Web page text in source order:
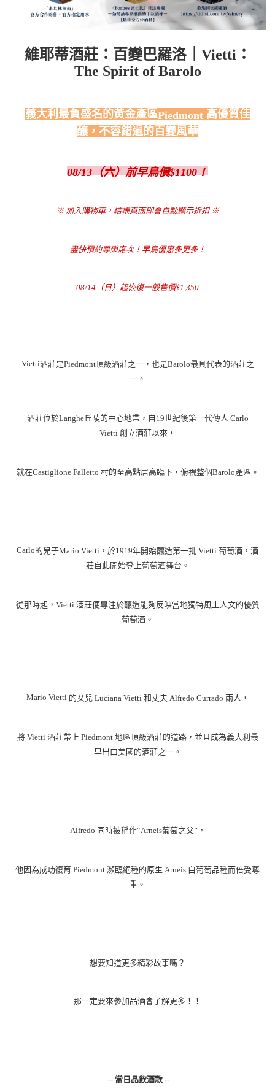
維耶蒂酒莊：百變巴羅洛｜Vietti：
The Spirit of Barolo
義大利最負盛名的黃金產區Piedmont 高優質佳
釀，不容錯過的百變風華
08/13（六）前早鳥價$1100！
※ 加入購物車，結帳頁面即會自動顯示折扣 ※
盡快預約尊榮席次！早鳥優惠多更多！
08/14（日）起恢復一般售價$1,350
Vietti酒莊是Piedmont頂級酒莊之一，也是Barolo最具代表的酒莊之
一。
酒莊位於Langhe丘陵的中心地帶，自 19世紀後第一代傳人 Carlo
Vietti 創立酒莊以來，
就在Castiglione Falletto 村的至高點居高臨下，俯視整個Barolo產區。
Carlo的兒子Mario Vietti ，於1919年開始釀造第一批 Vietti 葡萄酒，酒
莊自此開始登上葡萄酒舞台。
從那時起， Vietti 酒莊便專注於釀造能夠反映當地獨特風土人文的優質
葡萄酒。
Mario Vietti 的女兒 Luciana Vietti 和丈夫 Alfredo Currado 兩人，
將 Vietti 酒莊帶上 Piedmont 地區頂級酒莊的道路，並且成為義大利最
早出口美國的酒莊之一。
Alfredo 同時被稱作“Arneis葡萄之父”，
他因為成功復育 Piedmont 瀕臨絕種的原生 Arneis 白葡萄品種而倍受尊
重。
想要知道更多精彩故事嗎？
那一定要來參加品酒會了解更多！！
-- 當日品飲酒款--